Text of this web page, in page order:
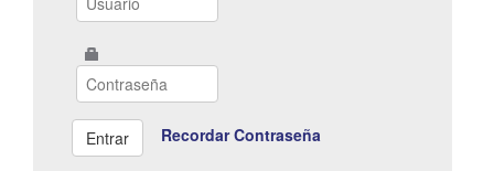
Recordar Contraseña